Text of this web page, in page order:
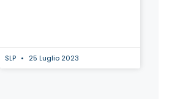
SLP 25 Luglio 2023